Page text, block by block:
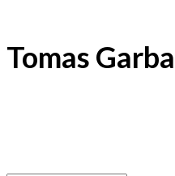
Tomas